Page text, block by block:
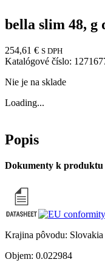
bella slim 48, g
254,61 € S DPH
Katalógové číslo:
Nie je na sklade
Loading...
Popis
Dokumenty k produktu
Krajina pôvodu: Slovakia
Objem: 0.022984